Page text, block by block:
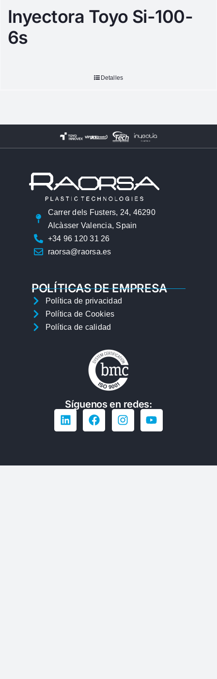
Inyectora Toyo Si-100-
6s
Detalles
Carrer dels Fusters, 24, 46290
Alcàsser Valencia, Spain
+34 96 120 31 26
raorsa@raorsa.es
POLÍTICAS DE EMPRESA
Política de privacidad
Política de Cookies
Política de calidad
Síguenos en redes: